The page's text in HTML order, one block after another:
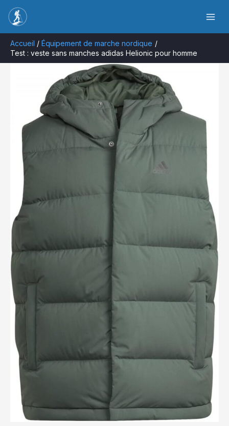
contenu
Accueil
Équipement de marche nordique
Test : veste sans manches adidas Helionic pour homme
Rechercher